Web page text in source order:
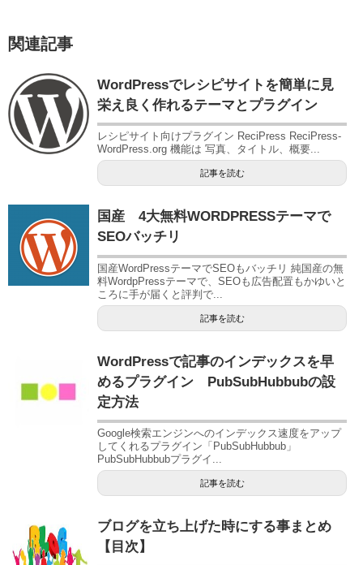
関連記事
WordPressでレシピサイトを簡単に見
栄え良く作れるテーマとプラグイン
レシピサイト向けプラグイン ReciPress ReciPress-
WordPress.org 機能は 写真、タイトル、概要...
記事を読む
国産 4大無料WORDPRESSテーマで
SEOバッチリ
国産WordPressテーマでSEOもバッチリ 純国産の無
料WordpPressテーマで、SEOも広告配置もかゆいと
ころに手が届くと評判で...
記事を読む
WordPressで記事のインデックスを早
めるプラグイン PubSubHubbubの設
定方法
Google検索エンジンへのインデックス速度をアップ
してくれるプラグイン「PubSubHubbub」
PubSubHubbubプラグイ...
記事を読む
ブログを立ち上げた時にする事まとめ
【目次】